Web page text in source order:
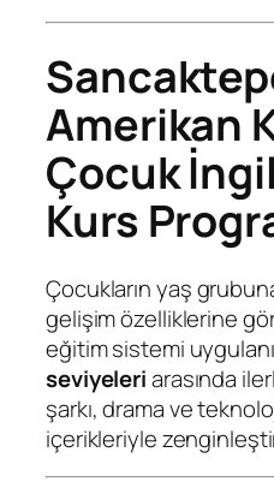
Amerikan
Çocuk
Kurs
Çocukların yaş
gelişim özelliklerine
eğitim sistemi
seviyeleriarasında
şarkı, drama ve
içerikleriyle